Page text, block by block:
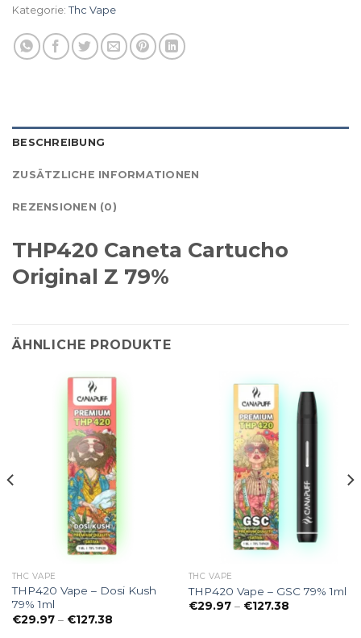
Kategorie: Thc Vape
BESCHREIBUNG
ZUSÄTZLICHE INFORMATIONEN
REZENSIONEN (0)
THP420 Caneta Cartucho
Original Z 79%
ÄHNLICHE PRODUKTE
THC VAPE
THP420 Vape – Dosi Kush
79% 1ml
€29.97 – €127.38Preisspanne:
THC VAPE
THP420 Vape – GSC 79% 1ml
€29.97 – €127.38Preisspanne: